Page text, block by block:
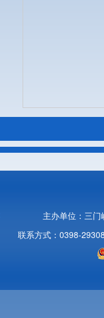
主办单位：三
联系方式：0398-